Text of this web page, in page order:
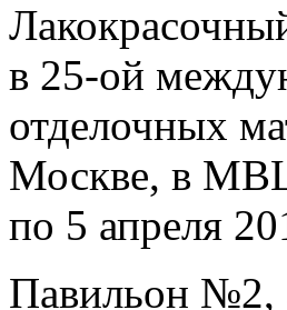
в 25-ой
отделочных
Москве, в
по 5 апреля
Павильон №2,